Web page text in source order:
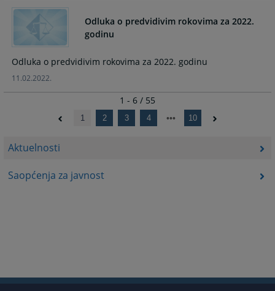
Aktuelnosti
Saopćenja za javnost
Odluka o predvidivim rokovima za 2022.
godinu
Odluka o predvidivim rokovima za 2022. godinu
11.02.2022.
1 - 6 / 55
1 2 3 4 10